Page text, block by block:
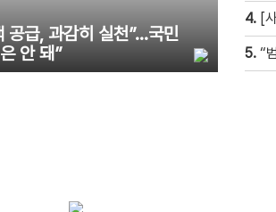
공급, 과감히 실천”…국민
안 돼”
4. [
5. “